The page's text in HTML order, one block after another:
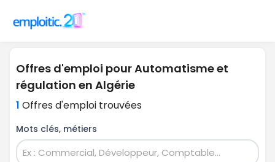
Offres d'emploi pour Automatisme et
régulation en Algérie
1 Offres d'emploi trouvées
Mots clés, métiers